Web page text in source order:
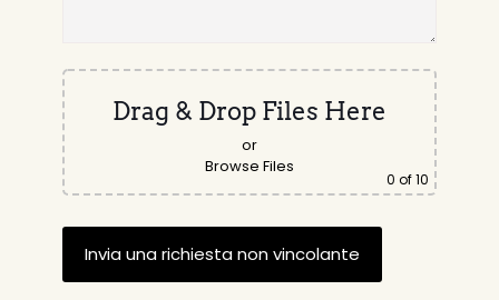
Drag & Drop Files Here
or
Browse Files
0 of 10